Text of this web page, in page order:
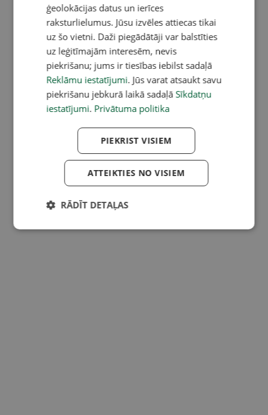
ģeolokācijas datus un ierīces
raksturlielumus. Jūsu izvēles attiecas tikai
uz šo vietni. Daži piegādātāji var balstīties
uz leģitīmajām interesēm, nevis
piekrišanu; jums ir tiesības iebilst sadaļā
Reklāmu iestatījumi. Jūs varat atsaukt savu
piekrišanu jebkurā laikā sadaļā Sīkdatņu
iestatījumi. Privātuma politika
PIEKRIST VISIEM
ATTEIKTIES NO VISIEM
RĀDĪT DETAĻAS